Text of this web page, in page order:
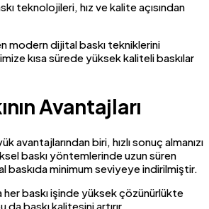
teknolojileri, hız ve kalite açısından
modern dijital baskı tekniklerini
kısa sürede yüksek kaliteli baskılar
Avantajları
avantajlarından biri, hızlı sonuç almanızı
baskı yöntemlerinde uzun süren
baskıda minimum seviyeye indirilmiştir.
her baskı işinde yüksek çözünürlükte
baskı kalitesini artırır.